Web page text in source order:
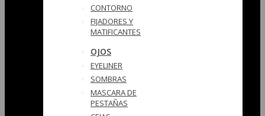
CONTORNO
FIJADORES Y
MATIFICANTES
OJOS
EYELINER
SOMBRAS
MASCARA DE
PESTAÑAS